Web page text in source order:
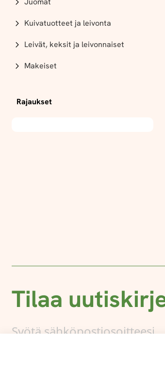
Kuivatuotteet ja leivonta
Leivät, keksit ja leivonnaiset
Makeiset
Rajaukset
Tilaa